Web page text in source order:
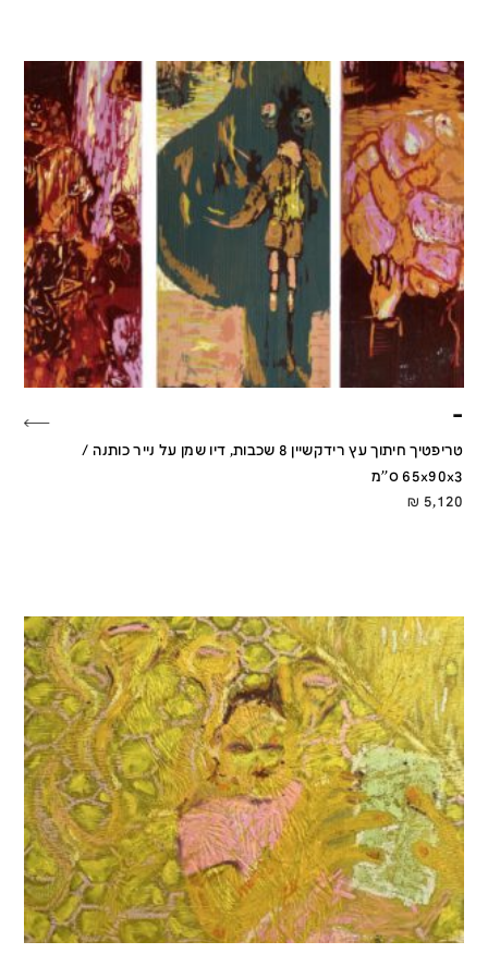
–
טריפטיך חיתוך עץ רידקשיין 8 שכבות, דיו שמן על נייר כותנה /
65x90x3 ס''מ
5,120
₪